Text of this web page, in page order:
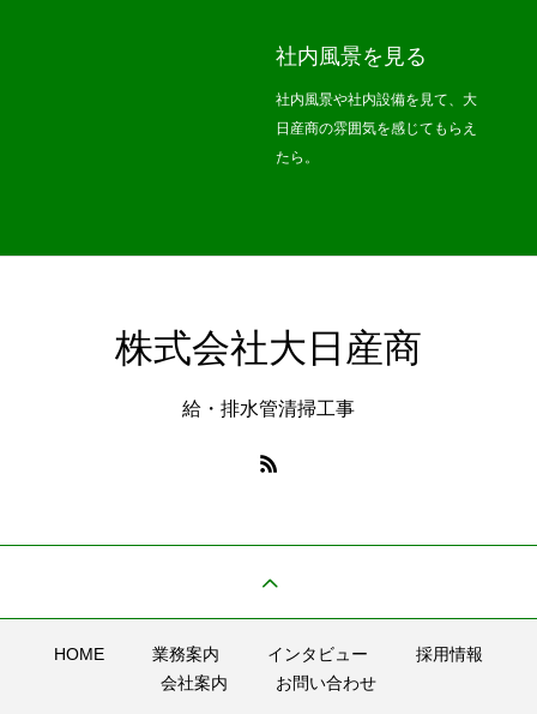
社内風景を見る
社内風景や社内設備を見て、大
日産商の雰囲気を感じてもらえ
たら。
株式会社大日産商
給・排水管清掃工事
HOME 業務案内 インタビュー
採用情報
会社案内
お問い合わせ